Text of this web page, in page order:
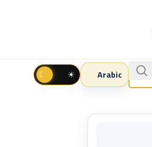
☀
☾